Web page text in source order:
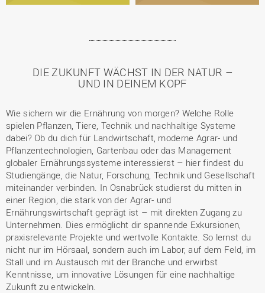
DIE ZUKUNFT WÄCHST IN DER NATUR –
UND IN DEINEM KOPF
Wie sichern wir die Ernährung von morgen? Welche Rolle
spielen Pflanzen, Tiere, Technik und nachhaltige Systeme
dabei? Ob du dich für Landwirtschaft, moderne Agrar- und
Pflanzentechnologien, Gartenbau oder das Management
globaler Ernährungssysteme interessierst – hier findest du
Studiengänge, die Natur, Forschung, Technik und Gesellschaft
miteinander verbinden. In Osnabrück studierst du mitten in
einer Region, die stark von der Agrar- und
Ernährungswirtschaft geprägt ist – mit direkten Zugang zu
Unternehmen. Dies ermöglicht dir spannende Exkursionen,
praxisrelevante Projekte und wertvolle Kontakte. So lernst du
nicht nur im Hörsaal, sondern auch im Labor, auf dem Feld, im
Stall und im Austausch mit der Branche und erwirbst
Kenntnisse, um innovative Lösungen für eine nachhaltige
Zukunft zu entwickeln.